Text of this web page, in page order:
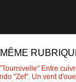
Entre
"Zef". Un vent